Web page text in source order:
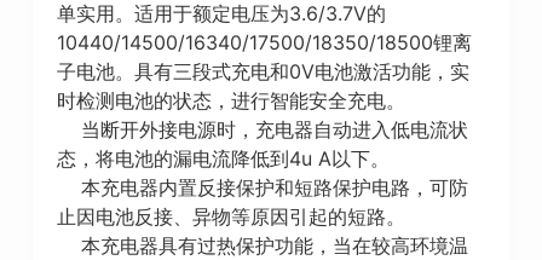
单实用。适用于额定电压为3.6/3.7V的
10440/14500/16340/17500/18350/18500锂离
子电池。具有三段式充电和0V电池激活功能，实
时检测电池的状态，进行智能安全充电。
当断开外接电源时，充电器自动进入低电流状
态，将电池的漏电流降低到4u A以下。
本充电器内置反接保护和短路保护电路，可防
止因电池反接、异物等原因引起的短路。
本充电器具有过热保护功能，当在较高环境温